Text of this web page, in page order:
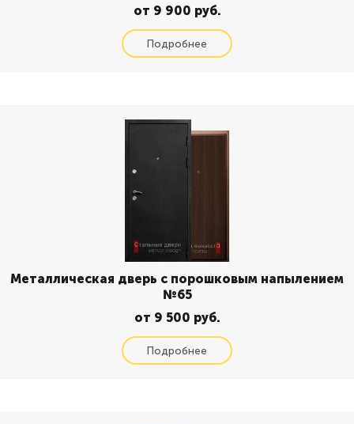
от 9 900 руб.
Металлическая дверь с порошковым напылением
№65
от 9 500 руб.